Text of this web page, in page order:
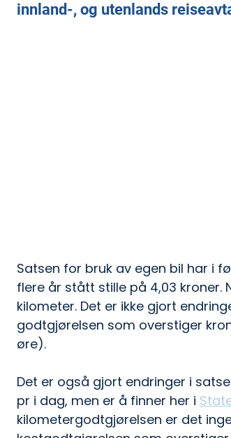
innland-, og utenlands
Satsen for bruk av egen bil har i
flere år stått stille på 4,03 kroner.
kilometer. Det er ikke gjort
godtgjørelsen som overstiger
øre).
Det er også gjort endringer i
pr i dag, men er å finner her i
kilometergodtgjørelsen er det